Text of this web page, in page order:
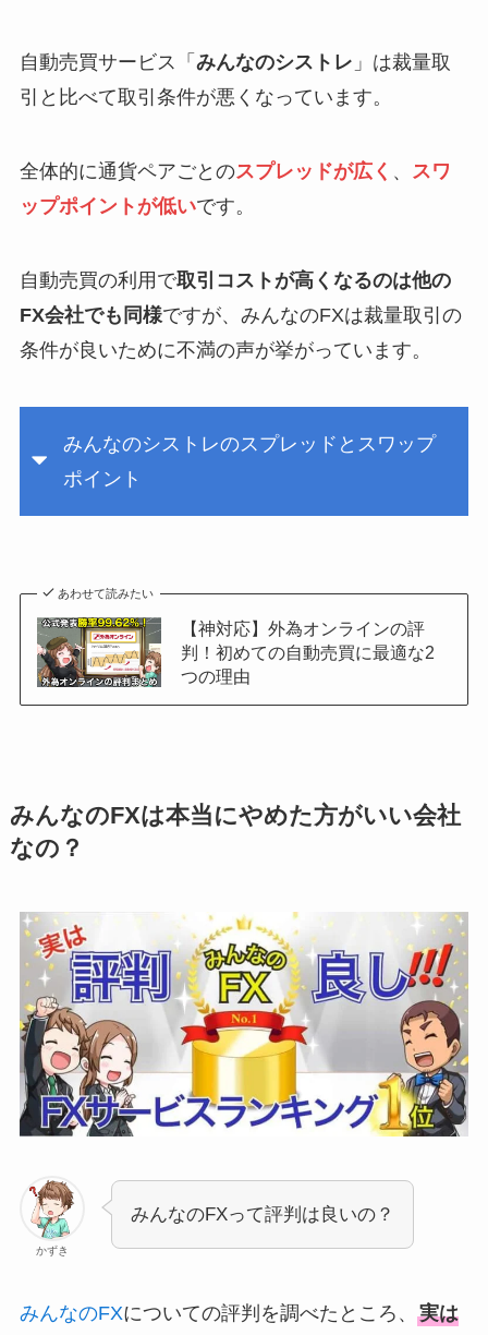
自動売買サービス「 みんなのシストレ 」は裁量取
引と比べて取引条件が悪くなっています。
全体的に通貨ペアごとのスプレッドが広く 、 スワ
ップポイントが低いです。
自動売買の利用で取引コストが高くなるのは他の
FX会社でも同様ですが、みんなのFXは裁量取引の
条件が良いために不満の声が挙がっています。
みんなのシストレのスプレッドとスワップ
ポイント
あわせて読みたい
【神対応】外為オンラインの評
判！初めての自動売買に最適な2
つの理由
みんなのFXは本当にやめた方がいい会社
なの？
かずき
みんなのFXって評判は良いの？
みんなのFXについての評判を調べたところ、 実は